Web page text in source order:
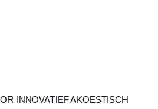
INNOVATIEF AKOESTISCH